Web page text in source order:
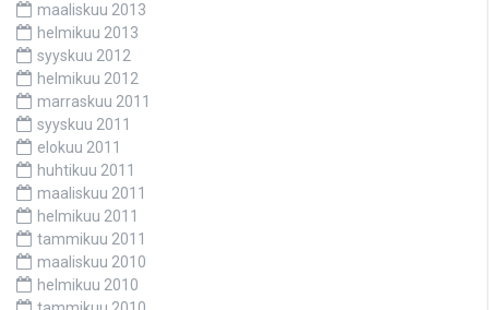
maaliskuu 2013
helmikuu 2013
syyskuu 2012
helmikuu 2012
marraskuu 2011
syyskuu 2011
elokuu 2011
huhtikuu 2011
maaliskuu 2011
helmikuu 2011
tammikuu 2011
maaliskuu 2010
helmikuu 2010